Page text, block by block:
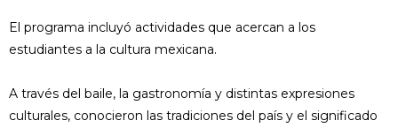
El programa incluyó actividades que acercan a los
estudiantes a la cultura mexicana.
A través del baile, la gastronomía y distintas expresiones
culturales, conocieron las tradiciones del país y el significado